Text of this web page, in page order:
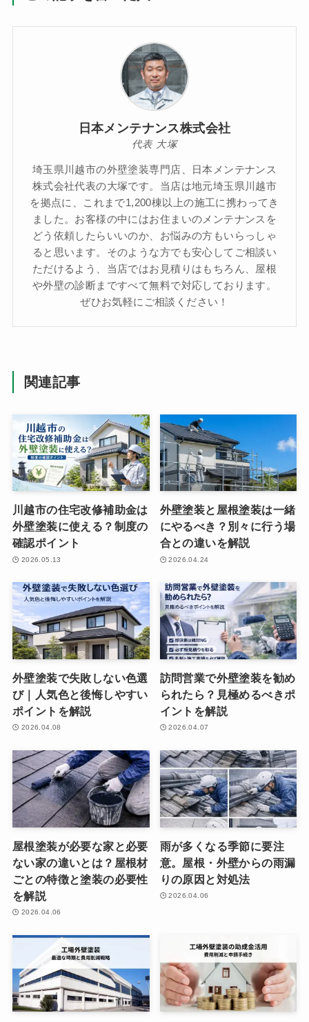
日本メンテナンス株式会社
代表 大塚
埼玉県川越市の外壁塗装専門店、日本メンテナンス
株式会社代表の大塚です。当店は地元埼玉県川越市
を拠点に、これまで1,200棟以上の施工に携わってき
ました。お客様の中にはお住まいのメンテナンスを
どう依頼したらいいのか、お悩みの方もいらっしゃ
ると思います。そのような方でも安心してご相談い
ただけるよう、当店ではお見積りはもちろん、屋根
や外壁の診断まですべて無料で対応しております。
ぜひお気軽にご相談ください！
関連記事
川越市の住宅改修補助金は
外壁塗装に使える？制度の
確認ポイント
2026.05.13
外壁塗装と屋根塗装は一緒
にやるべき？別々に行う場
合との違いを解説
2026.04.24
外壁塗装で失敗しない色選
び｜人気色と後悔しやすい
ポイントを解説
2026.04.08
訪問営業で外壁塗装を勧め
られたら？見極めるべきポ
イントを解説
2026.04.07
屋根塗装が必要な家と必要
ない家の違いとは？屋根材
ごとの特徴と塗装の必要性
を解説
2026.04.06
雨が多くなる季節に要注
意。屋根・外壁からの雨漏
りの原因と対処法
2026.04.06